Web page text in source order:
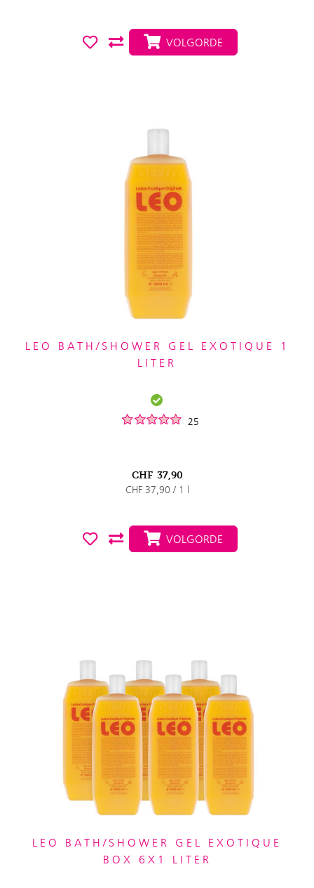
VOLGORDE
LEO BATH/SHOWER GEL EXOTIQUE 1
LITER
25
CHF 37,90
CHF 37,90 / 1 l
VOLGORDE
LEO BATH/SHOWER GEL EXOTIQUE
BOX 6X1 LITER